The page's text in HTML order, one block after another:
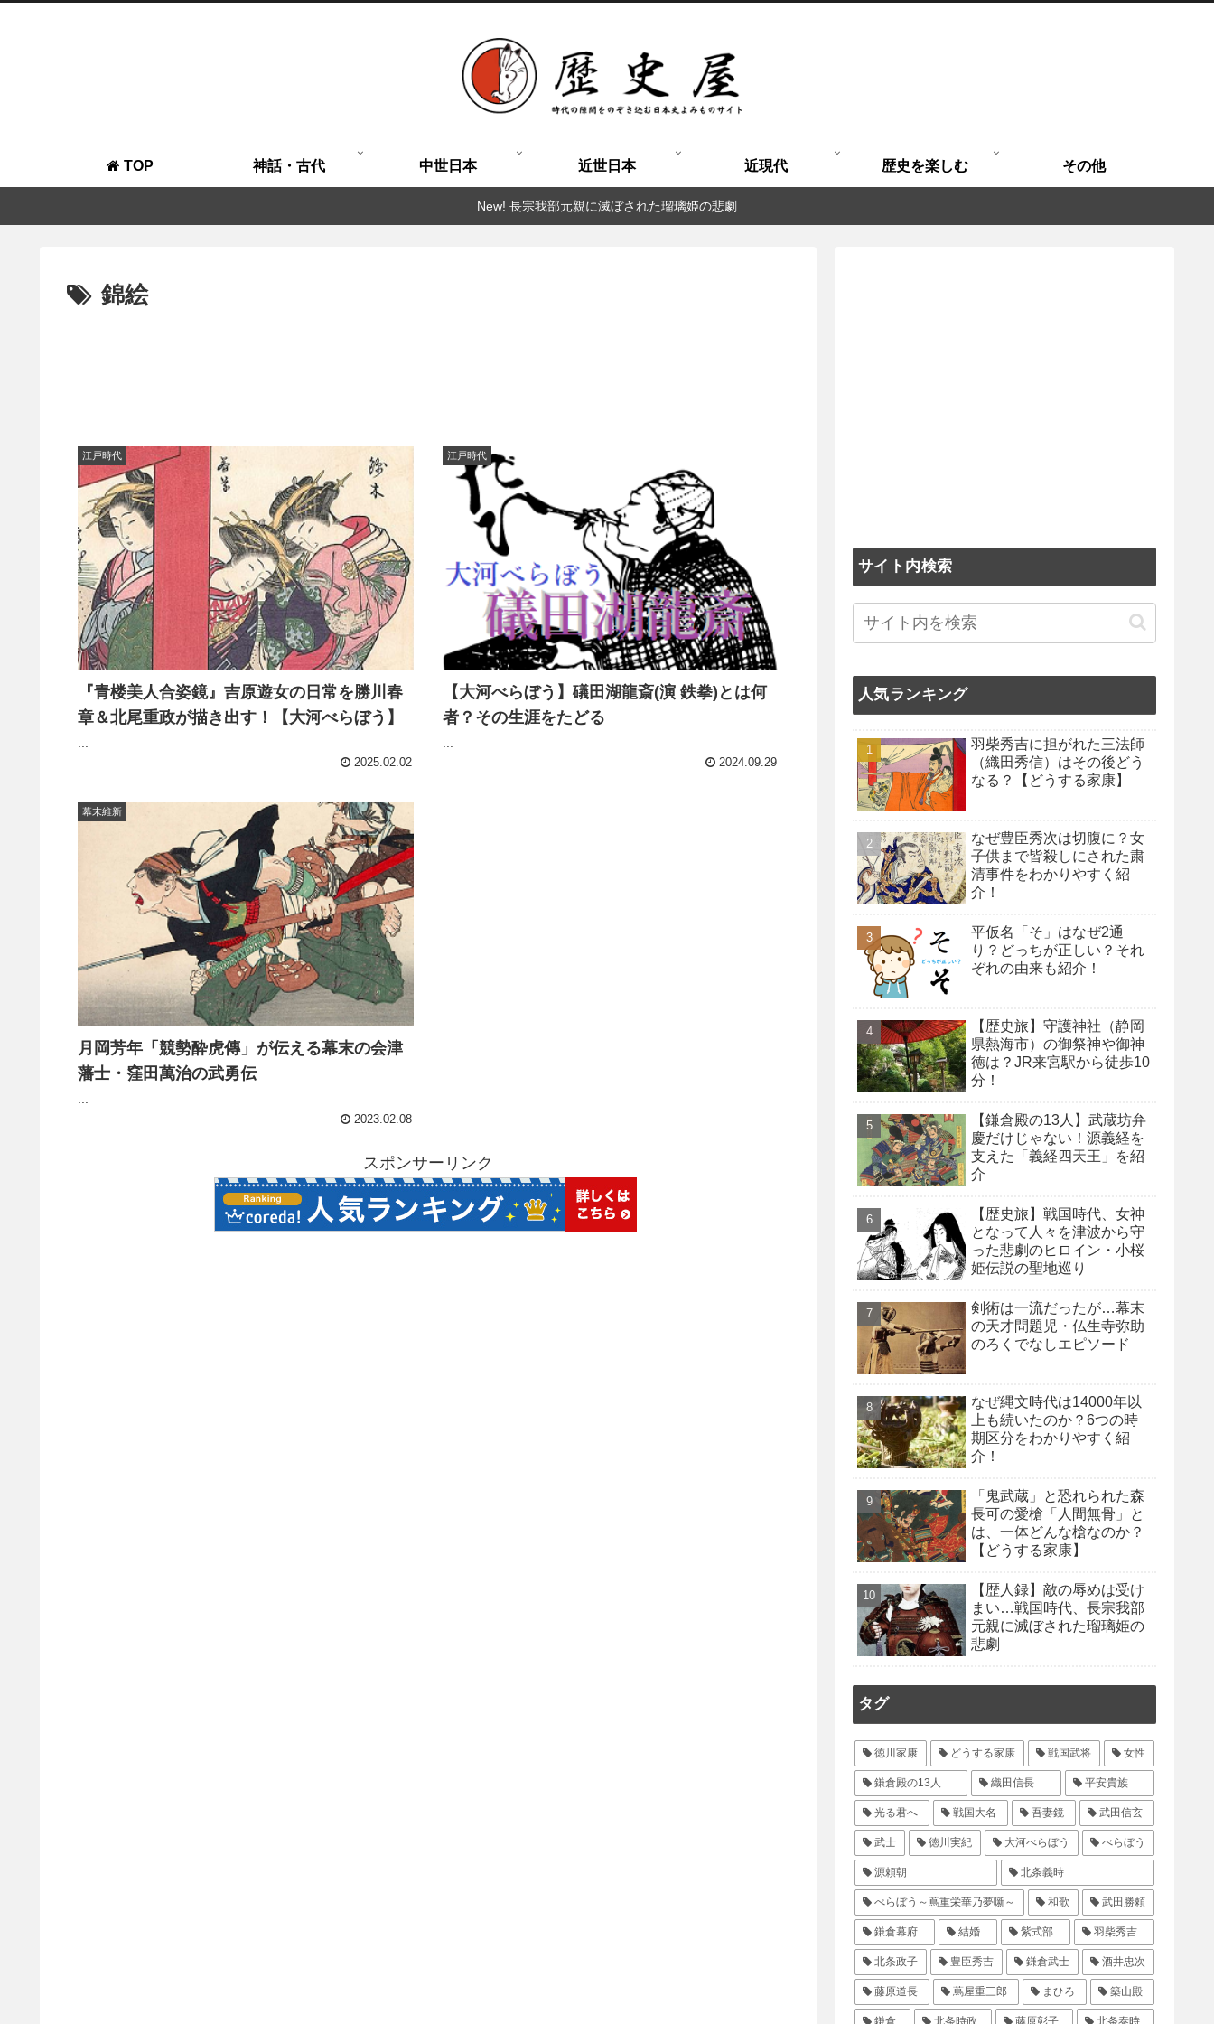
TOP 神話・古代 中世日本 近世日本 近現代 歴史を楽しむ その他
New! 長宗我部元親に滅ぼされた瑠璃姫の悲劇
錦絵
江戸時代
『青楼美人合姿鏡』吉原遊女の日常を勝川春
章＆北尾重政が描き出す！【大河べらぼう】
2025.02.02
江戸時代
【大河べらぼう】礒田湖龍斎(演 鉄拳)とは何
者？その生涯をたどる
2024.09.29
幕末維新
月岡芳年「競勢酔虎傳」が伝える幕末の会津
藩士・窪田萬治の武勇伝
...
2023.02.08
スポンサーリンク
サイト内検索
人気ランキング
羽柴秀吉に担がれた三法師
（織田秀信）はその後どう
なる？【どうする家康】
なぜ豊臣秀次は切腹に？女
子供まで皆殺しにされた粛
清事件をわかりやすく紹
介！
平仮名「そ」はなぜ2通
り？どっちが正しい？それ
ぞれの由来も紹介！
【歴史旅】守護神社（静岡
県熱海市）の御祭神や御神
徳は？JR来宮駅から徒歩10
分！
【鎌倉殿の13人】武蔵坊弁
慶だけじゃない！源義経を
支えた「義経四天王」を紹
介
【歴史旅】戦国時代、女神
となって人々を津波から守
った悲劇のヒロイン・小桜
姫伝説の聖地巡り
剣術は一流だったが…幕末
の天才問題児・仏生寺弥助
のろくでなしエピソード
なぜ縄文時代は14000年以
上も続いたのか？6つの時
期区分をわかりやすく紹
介！
「鬼武蔵」と恐れられた森
長可の愛槍「人間無骨」と
は、一体どんな槍なのか？
【どうする家康】
【歴人録】敵の辱めは受け
まい…戦国時代、長宗我部
元親に滅ぼされた瑠璃姫の
悲劇
タグ
徳川家康 どうする家康 戦国武将 女性
鎌倉殿の13人 織田信長 平安貴族
光る君へ 戦国大名 吾妻鏡 武田信玄
武士 徳川実紀 大河べらぼう べらぼう
源頼朝 北条義時
べらぼう～蔦重栄華乃夢噺～ 和歌 武田勝頼
鎌倉幕府 結婚 紫式部 羽柴秀吉
北条政子 豊臣秀吉 鎌倉武士 酒井忠次
藤原道長 蔦屋重三郎 まひろ 築山殿
鎌倉 北条時政 藤原彰子 北条泰時